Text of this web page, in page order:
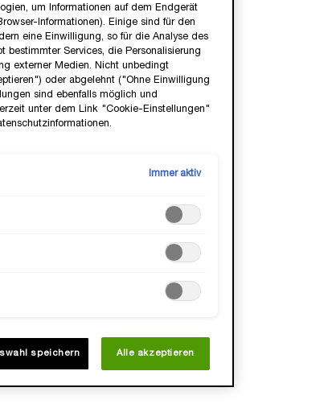
um Informationen auf dem Endgerät
Informationen). Einige sind für den
eine Einwilligung, so für die Analyse des
bestimmter Services, die Personalisierung
externer Medien. Nicht unbedingt
oder abgelehnt ("Ohne Einwilligung
sind ebenfalls möglich und
unter dem Link "Cookie-Einstellungen"
Immer aktiv
speichern Alle akzeptieren